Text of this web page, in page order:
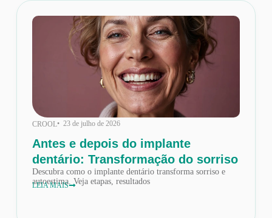
CROOL• 23 de julho de 2026
Antes e depois do implante
dentário: Transformação do sorriso
Descubra como o implante dentário transforma sorriso e
autoestima. Veja etapas, resultados
LEIA MAIS